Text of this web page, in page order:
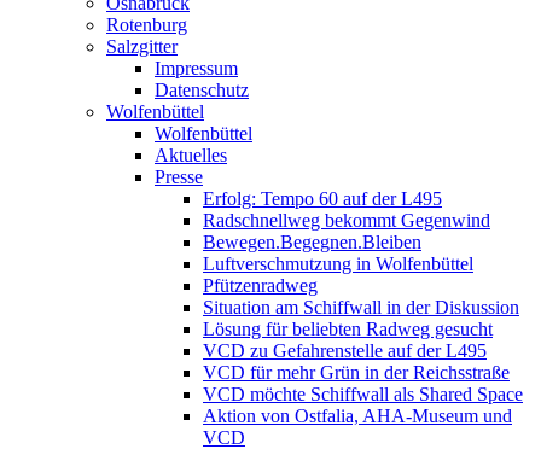
Rotenburg
Salzgitter
Impressum
Datenschutz
Wolfenbüttel
Wolfenbüttel
Aktuelles
Presse
Erfolg: Tempo 60 auf der L495
Radschnellweg bekommt Gegenwind
Bewegen.Begegnen.Bleiben
Luftverschmutzung in Wolfenbüttel
Pfützenradweg
Situation am Schiffwall in der Diskussion
Lösung für beliebten Radweg gesucht
VCD zu Gefahrenstelle auf der L495
VCD für mehr Grün in der Reichsstraße
VCD möchte Schiffwall als Shared Space
Aktion von Ostfalia, AHA-Museum und
VCD